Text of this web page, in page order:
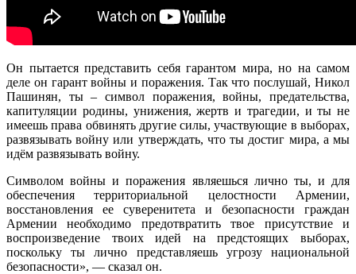
Он пытается представить себя гарантом мира, но на самом
деле он гарант войны и поражения. Так что послушай, Никол
Пашинян, ты – символ поражения, войны, предательства,
капитуляции родины, унижения, жертв и трагедии, и ты не
имеешь права обвинять другие силы, участвующие в выборах,
развязывать войну или утверждать, что ты достиг мира, а мы
идём развязывать войну.
Символом войны и поражения являешься лично ты, и для
обеспечения территориальной целостности Армении,
восстановления ее суверенитета и безопасности граждан
Армении необходимо предотвратить твое присутствие и
воспроизведение твоих идей на предстоящих выборах,
поскольку ты лично представляешь угрозу национальной
безопасности», — сказал он.